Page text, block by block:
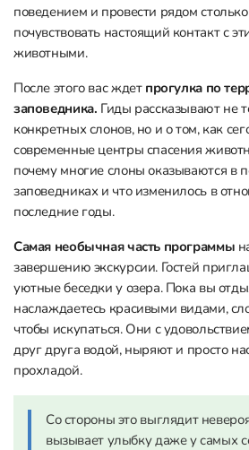
поведением и провести рядом
почувствовать настоящий контакт с
животными.
После этого вас ждет прогулка по
заповедника. Гиды рассказывают не
конкретных слонов, но и о том, как
современные центры спасения
почему многие слоны оказываются в
заповедниках и что изменилось в
последние годы.
Самая необычная часть программы
завершению экскурсии. Гостей
уютные беседки у озера. Пока вы
наслаждаетесь красивыми видами,
чтобы искупаться. Они с
друг друга водой, ныряют и просто
прохладой.
Со стороны это выглядит
вызывает улыбку даже у самых